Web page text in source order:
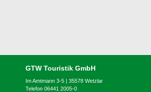
GTW Touristik GmbH
Im Amtmann 3-5 | 35578 Wetzlar
Telefon 06441 2005-0